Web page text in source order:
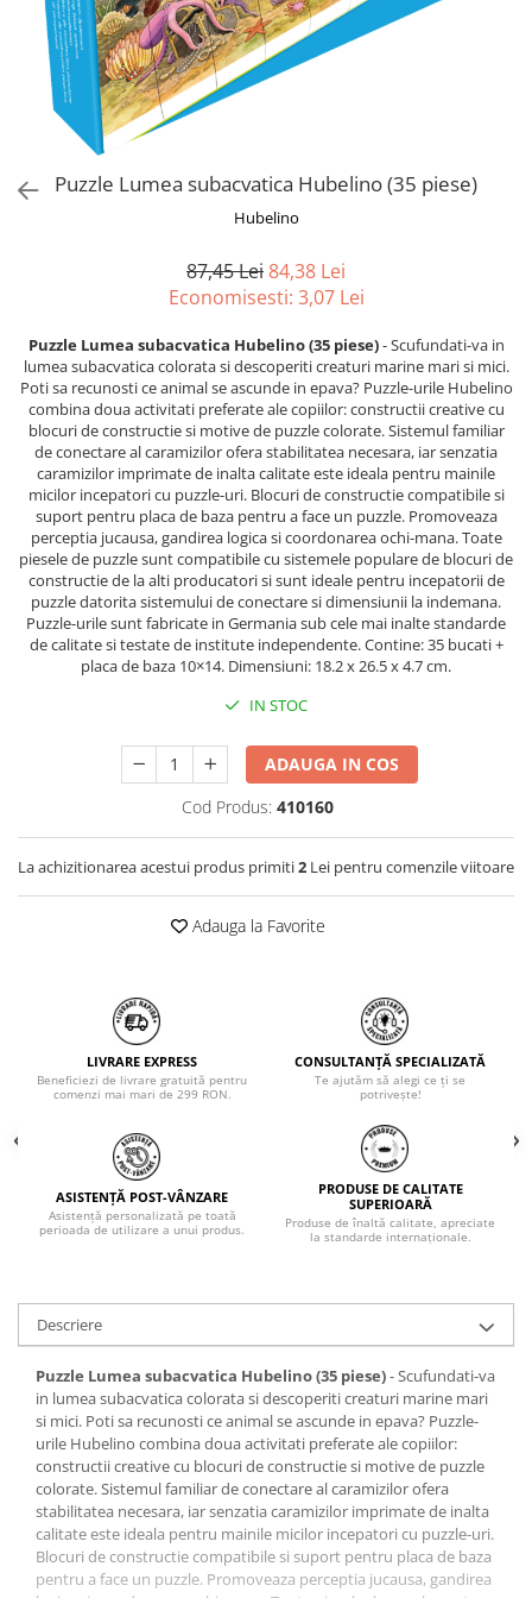
Consultanta Instalare
Jucarii de Sortare
Jucarii de tras
Jucarii din plus
Jucarii muzicale
Jucarii pentru baie
PAPUSI
Puzzle Lumea subacvatica Hubelino (35 piese)
Hubelino
87,45 Lei84,38 Lei
Economisesti: 3,07 Lei
Puzzle Lumea subacvatica Hubelino (35 piese)- Scufundati-va in
lumea subacvatica colorata si descoperiti creaturi marine mari si mici.
Poti sa recunosti ce animal se ascunde in epava? Puzzle-urile Hubelino
combina doua activitati preferate ale copiilor: constructii creative cu
blocuri de constructie si motive de puzzle colorate. Sistemul familiar
de conectare al caramizilor ofera stabilitatea necesara, iar senzatia
caramizilor imprimate de inalta calitate este ideala pentru mainile
micilor incepatori cu puzzle-uri. Blocuri de constructie compatibile si
suport pentru placa de baza pentru a face un puzzle. Promoveaza
perceptia jucausa, gandirea logica si coordonarea ochi-mana. Toate
piesele de puzzle sunt compatibile cu sistemele populare de blocuri de
constructie de la alti producatori si sunt ideale pentru incepatorii de
puzzle datorita sistemului de conectare si dimensiunii la indemana.
Puzzle-urile sunt fabricate in Germania sub cele mai inalte standarde
de calitate si testate de institute independente. Contine: 35 bucati +
placa de baza 10×14. Dimensiuni: 18.2 x 26.5 x 4.7 cm.
IN STOC
ADAUGA IN COS
Cod Produs: 410160
La achizitionarea acestui produs primiti2 Lei pentru comenzile viitoare
Adauga la Favorite
LIVRARE EXPRESS
Beneficiezi de livrare gratuită pentru
comenzi mai mari de 299 RON.
CONSULTANȚĂ SPECIALIZATĂ
Te ajutăm să alegi ce ți se
potrivește!
ASISTENȚĂ POST-VÂNZARE
Asistență personalizată pe toată
perioada de utilizare a unui produs.
PRODUSE DE CALITATE
SUPERIOARĂ
Produse de înaltă calitate, apreciate
la standarde internaționale.
Descriere
Puzzle Lumea subacvatica Hubelino (35 piese)- Scufundati-va
in lumea subacvatica colorata si descoperiti creaturi marine mari
si mici. Poti sa recunosti ce animal se ascunde in epava? Puzzle-
urile Hubelino combina doua activitati preferate ale copiilor:
constructii creative cu blocuri de constructie si motive de puzzle
colorate. Sistemul familiar de conectare al caramizilor ofera
stabilitatea necesara, iar senzatia caramizilor imprimate de inalta
calitate este ideala pentru mainile micilor incepatori cu puzzle-uri.
Blocuri de constructie compatibile si suport pentru placa de baza
pentru a face un puzzle. Promoveaza perceptia jucausa, gandirea